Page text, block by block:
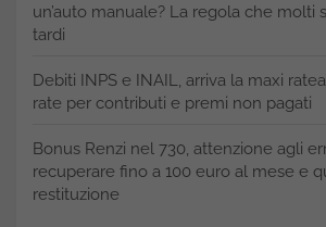
un’auto manuale? La regola che molti
tardi
Debiti INPS e INAIL, arriva la maxi
rate per contributi e premi non pagati
Bonus Renzi nel 730, attenzione agli
recuperare fino a 100 euro al mese e
restituzione